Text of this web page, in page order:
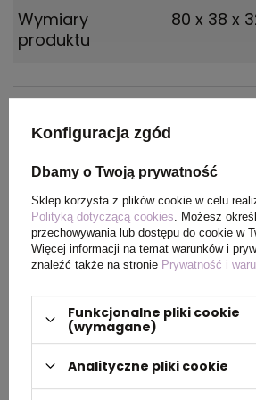
Wymiary
produktu
80 x 38 x
PAKOWANIE
Wymiary
kartonu
zewnętrznego
(m)
kartonie
wewnętrznym
Waga
4.000
Konfiguracja zgód
Dbamy o Twoją prywatność
Sklep korzysta z plików cookie w celu
Polityką dotyczącą cookies . Możesz
przechowywania lub dostępu do cookie w
Więcej informacji na temat warunków i
znaleźć także na stronie Prywatność i
Funkcjonalne pliki cookie
(wymagane)
Analityczne pliki cookie